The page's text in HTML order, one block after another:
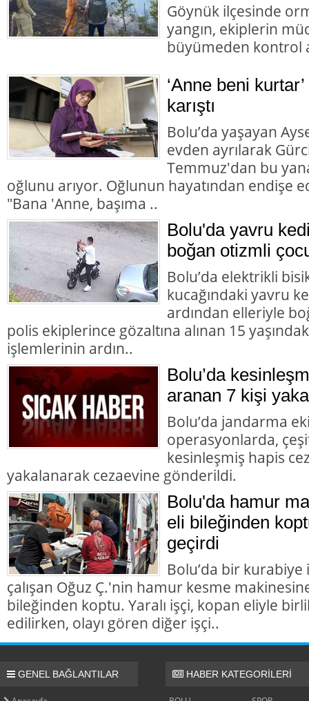
Göynük ilçesinde
yangın, ekiplerin
büyümeden kontrol
‘Anne beni
karıştı
Bolu’da yaşayan
evden ayrılarak
Temmuz'dan bu
oğlunu arıyor. Oğlunun hayatından endişe
"Bana 'Anne, başıma ..
Bolu'da yavru
boğan otizmli
Bolu’da elektrikli
kucağındaki yavru
ardından elleriyle
polis ekiplerince gözaltına alınan 15
işlemlerinin ardın..
Bolu’da
aranan 7 kişi
Bolu’da jandarma
operasyonlarda,
kesinleşmiş hapis
yakalanarak cezaevine gönderildi.
Bolu'da hamur
eli bileğinden
geçirdi
Bolu’da bir
çalışan Oğuz Ç.'nin hamur kesme
bileğinden koptu. Yaralı işçi, kopan eliyle
edilirken, olayı gören diğer işçi..
GENEL BAĞLANTILAR HABER KATEGORİLERİ